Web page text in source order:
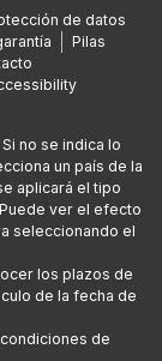
de datos
Pilas
no se indica lo
un país de la
aplicará el tipo
ver el efecto
seleccionando el
los plazos de
de la fecha de
de